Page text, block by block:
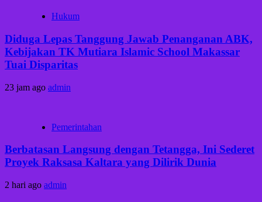
Hukum
Diduga Lepas Tanggung Jawab Penanganan ABK,
Kebijakan TK Mutiara Islamic School Makassar
Tuai Disparitas
23 jam ago admin
Pemerintahan
Berbatasan Langsung dengan Tetangga, Ini Sederet
Proyek Raksasa Kaltara yang Dilirik Dunia
2 hari ago admin